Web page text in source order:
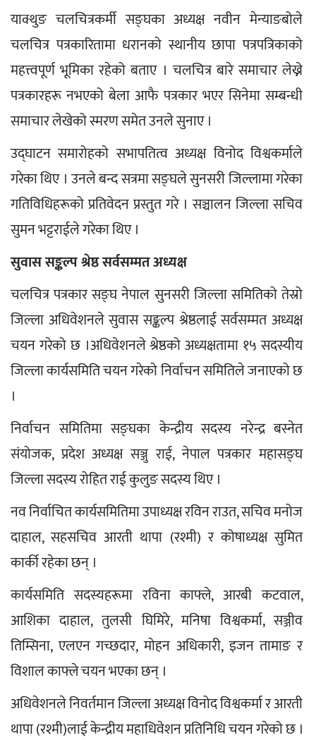
याक्थुङ चलचित्रकर्मी सङ्घका अध्यक्ष नवीन मेन्याङबोले
चलचित्र पत्रकारितामा धरानको स्थानीय छापा पत्रपत्रिकाको
महत्त्वपूर्ण भूमिका रहेको बताए । चलचित्र बारे समाचार लेख्ने
पत्रकारहरू नभएको बेला आफै पत्रकार भएर सिनेमा सम्बन्धी
समाचार लेखेको स्मरण समेत उनले सुनाए ।
उद्घाटन समारोहको सभापतित्व अध्यक्ष विनोद विश्वकर्माले
गरेका थिए । उनले बन्द सत्रमा सङ्घले सुनसरी जिल्लामा गरेका
गतिविधिहरूको प्रतिवेदन प्रस्तुत गरे । सञ्चालन जिल्ला सचिव
सुमन भट्टराईले गरेका थिए ।
सुवास सङ्कल्प श्रेष्ठ सर्वसम्मत अध्यक्ष
चलचित्र पत्रकार सङ्घ नेपाल सुनसरी जिल्ला समितिको तेस्रो
जिल्ला अधिवेशनले सुवास सङ्कल्प श्रेष्ठलाई सर्वसम्मत अध्यक्ष
चयन गरेको छ ।अधिवेशनले श्रेष्ठको अध्यक्षतामा १५ सदस्यीय
जिल्ला कार्यसमिति चयन गरेको निर्वाचन समितिले जनाएको छ
।
निर्वाचन समितिमा सङ्घका केन्द्रीय सदस्य नरेन्द्र बस्नेत
संयोजक, प्रदेश अध्यक्ष सञ्जु राई, नेपाल पत्रकार महासङ्घ
जिल्ला सदस्य रोहित राई कुलुङ सदस्य थिए ।
नव निर्वाचित कार्यसमितिमा उपाध्यक्ष रविन राउत, सचिव मनोज
दाहाल, सहसचिव आरती थापा (रश्मी) र कोषाध्यक्ष सुमित
कार्की रहेका छन् ।
कार्यसमिति सदस्यहरूमा रविना काफ्ले, आरबी कटवाल,
आशिका दाहाल, तुलसी घिमिरे, मनिषा विश्वकर्मा, सञ्जीव
तिम्सिना, एलएन गच्छदार, मोहन अधिकारी, इजन तामाङ र
विशाल काफ्ले चयन भएका छन् ।
अधिवेशनले निवर्तमान जिल्ला अध्यक्ष विनोद विश्वकर्मा र आरती
थापा (रश्मी)लाई केन्द्रीय महाधिवेशन प्रतिनिधि चयन गरेको छ ।